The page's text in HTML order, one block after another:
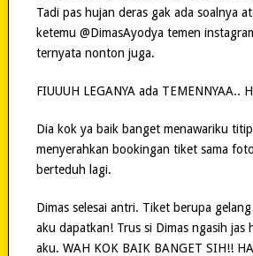
Tadi pas hujan deras gak ada soalnya
ketemu @DimasAyodya temen
ternyata nonton juga.
FIUUUH LEGANYA ada TEMENNYAA..
Dia kok ya baik banget menawariku
menyerahkan bookingan tiket sama
berteduh lagi.
Dimas selesai antri. Tiket berupa
aku dapatkan! Trus si Dimas ngasih jas
aku. WAH KOK BAIK BANGET SIH!!